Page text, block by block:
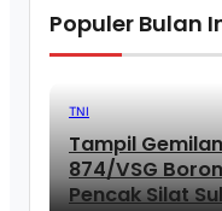
Populer Bulan
TNI
Tampil
874/VSG
Pencak Silat